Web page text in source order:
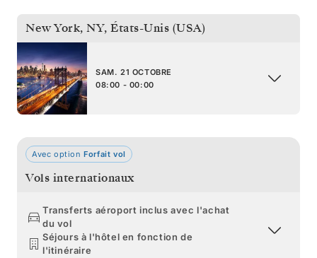
New York, NY, États-Unis (USA)
SAM. 21 OCTOBRE
08:00 - 00:00
Avec option Forfait vol
Vols internationaux
Transferts aéroport inclus avec l'achat
du vol
Séjours à l'hôtel en fonction de
l'itinéraire